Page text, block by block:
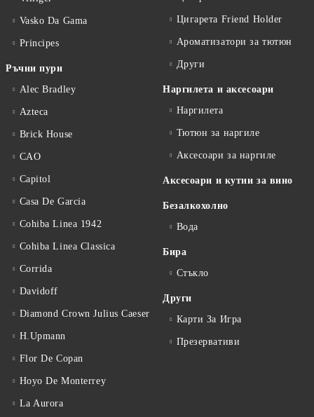
Vasko Da Gama
Principes
Ръчни пури
Alec Bradley
Azteca
Brick House
CAO
Capitol
Casa De Garcia
Cohiba Linea 1942
Cohiba Linea Classica
Corrida
Davidoff
Diamond Crown Julius Caeser
H.Upmann
Flor De Copan
Hoyo De Monterrey
La Aurora
Цигарета Friend Holder
Ароматизатори за тютюн
Други
Наргилета и аксесоари
Наргилета
Тютюн за наргиле
Аксесоари за наргиле
Аксесоари и кутии за вино
Безалкохолно
Вода
Бира
Стъкло
Други
Карти За Игра
Презервативи